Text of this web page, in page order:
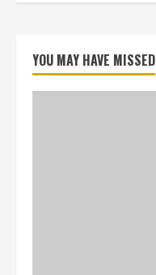
YOU MAY HAVE MISSED